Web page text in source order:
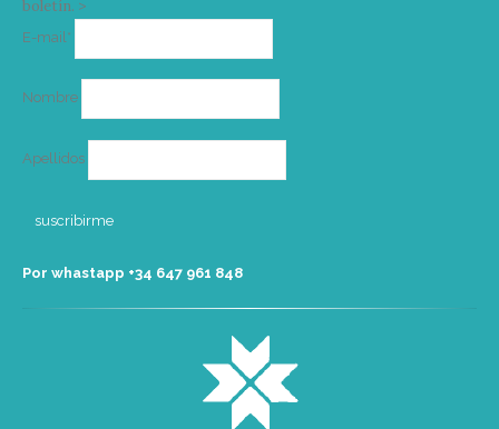
boletín. >
E-mail*
Nombre
Apellidos
Por whastapp +34 ‭647 961 848‬